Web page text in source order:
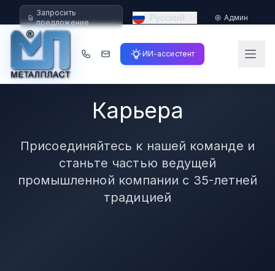
Запросить
предложение
Русский Админ
ИИ-ассистент
Карьера
Присоединяйтесь к нашей команде и
станьте частью ведущей
промышленной компании с 35-летней
традицией